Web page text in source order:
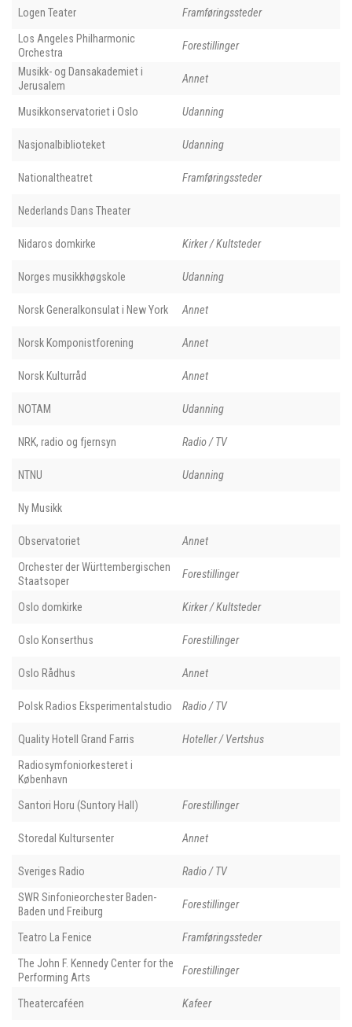
Logen Teater Framføringssteder
Los Angeles Philharmonic
Orchestra
Forestillinger
Musikk- og Dansakademiet i
Jerusalem
Annet
Musikkonservatoriet i Oslo Udanning
Nasjonalbiblioteket Udanning
Nationaltheatret Framføringssteder
Nederlands Dans Theater
Nidaros domkirke Kirker / Kultsteder
Norges musikkhøgskole Udanning
Norsk Generalkonsulat i New York Annet
Norsk Komponistforening Annet
Norsk Kulturråd Annet
NOTAM Udanning
NRK, radio og fjernsyn Radio / TV
NTNU Udanning
Ny Musikk
Observatoriet Annet
Orchester der Württembergischen
Staatsoper
Forestillinger
Oslo domkirke Kirker / Kultsteder
Oslo Konserthus Forestillinger
Oslo Rådhus Annet
Polsk Radios Eksperimentalstudio Radio / TV
Quality Hotell Grand Farris Hoteller / Vertshus
Radiosymfoniorkesteret i
København
Santori Horu (Suntory Hall) Forestillinger
Storedal Kultursenter Annet
Sveriges Radio Radio / TV
SWR Sinfonieorchester Baden-
Baden und Freiburg
Forestillinger
Teatro La Fenice Framføringssteder
The John F. Kennedy Center for the
Performing Arts
Forestillinger
Theatercaféen Kafeer